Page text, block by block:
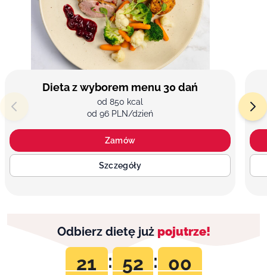
Dieta z wyborem menu 30 dań
od 850 kcal
od 96 PLN/dzień
Zamów
Szczegóły
Odbierz dietę już pojutrze!
21 : 51 : 59